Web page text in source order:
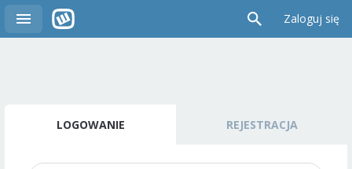
Zaloguj się
LOGOWANIE REJESTRACJA